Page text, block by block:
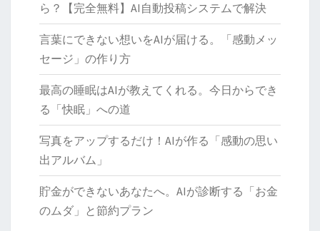
ら？【完全無料】AI自動投稿システムで解決
言葉にできない想いをAIが届ける。「感動メッ
セージ」の作り方
最高の睡眠はAIが教えてくれる。今日からでき
る「快眠」への道
写真をアップするだけ！AIが作る「感動の思い
出アルバム」
貯金ができないあなたへ。AIが診断する「お金
のムダ」と節約プラン